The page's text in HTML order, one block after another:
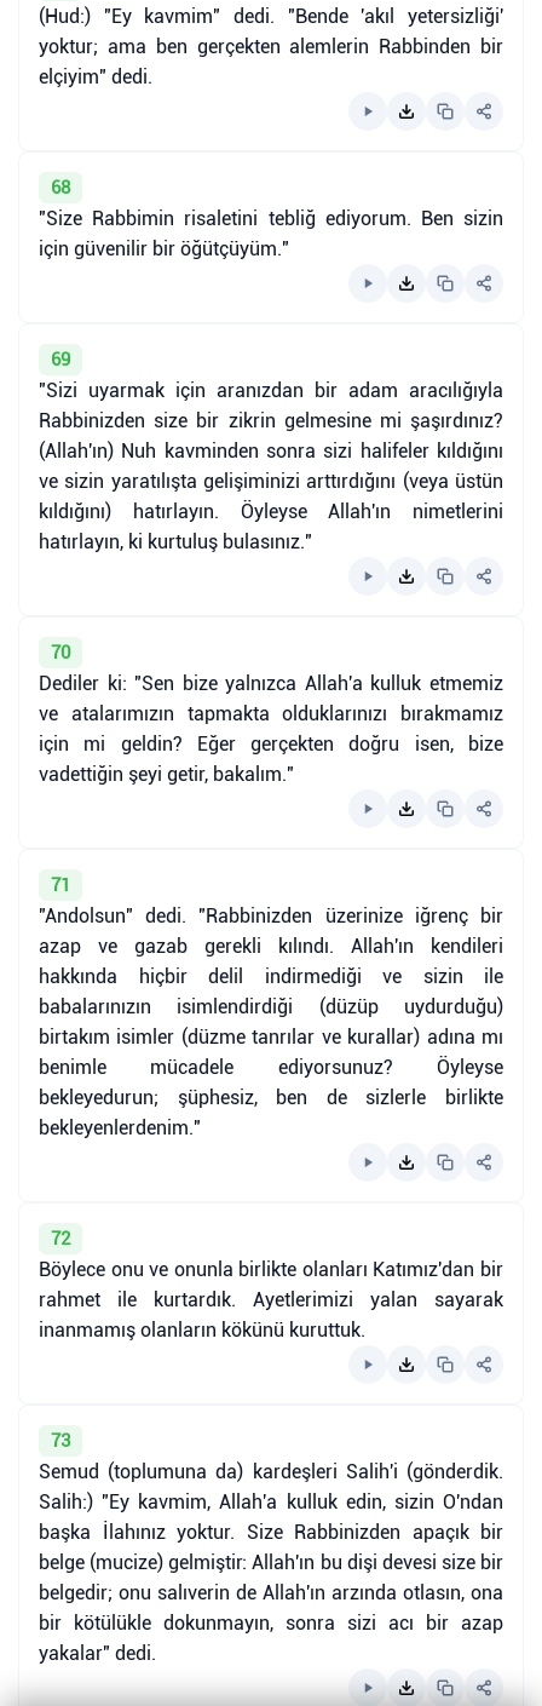
(Hud:) "Ey kavmim" dedi. "Bende 'akıl yetersizliği'
yoktur; ama ben gerçekten alemlerin Rabbinden bir
elçiyim" dedi.
68
"Size Rabbimin risaletini tebliğ ediyorum. Ben sizin
için güvenilir bir öğütçüyüm."
69
"Sizi uyarmak için aranızdan bir adam aracılığıyla
Rabbinizden size bir zikrin gelmesine mi şaşırdınız?
(Allah'ın) Nuh kavminden sonra sizi halifeler kıldığını
ve sizin yaratılışta gelişiminizi arttırdığını (veya üstün
kıldığını) hatırlayın. Öyleyse Allah'ın nimetlerini
hatırlayın, ki kurtuluş bulasınız."
70
Dediler ki: "Sen bize yalnızca Allah'a kulluk etmemiz
ve atalarımızın tapmakta olduklarınızı bırakmamız
için mi geldin? Eğer gerçekten doğru isen, bize
vadettiğin şeyi getir, bakalım."
71
"Andolsun" dedi. "Rabbinizden üzerinize iğrenç bir
azap ve gazab gerekli kılındı. Allah'ın kendileri
hakkında hiçbir delil indirmediği ve sizin ile
babalarınızın isimlendirdiği (düzüp uydurduğu)
birtakım isimler (düzme tanrılar ve kurallar) adına mı
benimle mücadele ediyorsunuz? Öyleyse
bekleyedurun; şüphesiz, ben de sizlerle birlikte
bekleyenlerdenim."
72
Böylece onu ve onunla birlikte olanları Katımız'dan bir
rahmet ile kurtardık. Ayetlerimizi yalan sayarak
inanmamış olanların kökünü kuruttuk.
73
Semud (toplumuna da) kardeşleri Salih'i (gönderdik.
Salih:) "Ey kavmim, Allah'a kulluk edin, sizin O'ndan
başka İlahınız yoktur. Size Rabbinizden apaçık bir
belge (mucize) gelmiştir: Allah'ın bu dişi devesi size bir
belgedir; onu salıverin de Allah'ın arzında otlasın, ona
bir kötülükle dokunmayın, sonra sizi acı bir azap
yakalar" dedi.